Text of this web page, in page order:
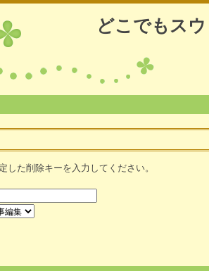
どこでもス
した削除キーを入力してください。